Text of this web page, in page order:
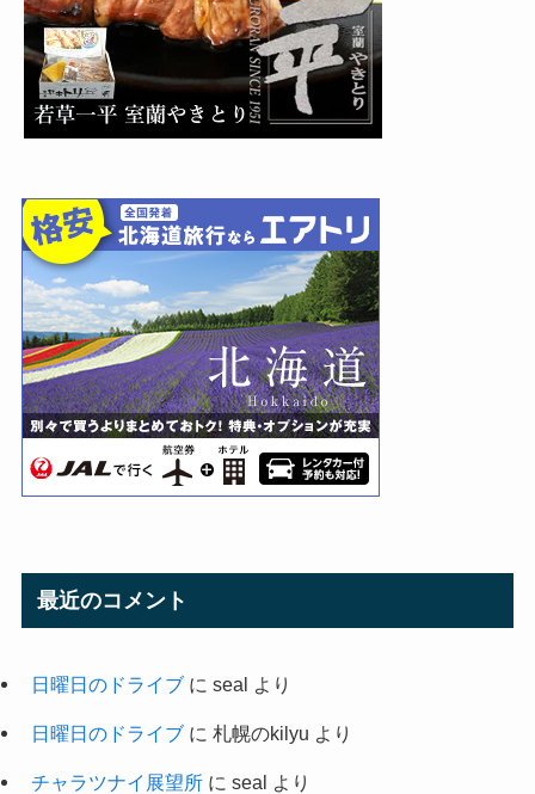
最近のコメント
日曜日のドライブに seal より
日曜日のドライブに 札幌のkilyu より
チャラツナイ展望所に seal より